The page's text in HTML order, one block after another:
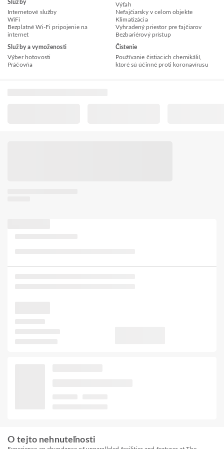
Služby
Internetové služby
WiFi
Bezplatné Wi-Fi pripojenie na
internet
Služby a vymoženosti
Výber hotovosti
Práčovňa
Výťah
Nefajčiarsky v celom objekte
Klimatizácia
Vyhradený priestor pre fajčiarov
Bezbariérový prístup
Čistenie
Používanie čistiacich chemikálií,
ktoré sú účinné proti koronavírusu
O tejto nehnuteľnosti